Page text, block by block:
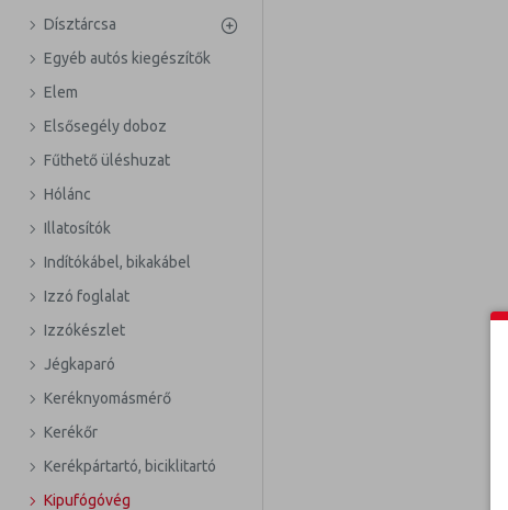
Dísztárcsa
Egyéb autós kiegészítők
Elem
Elsősegély doboz
Fűthető üléshuzat
Hólánc
Illatosítók
Indítókábel, bikakábel
Izzó foglalat
Izzókészlet
Jégkaparó
Keréknyomásmérő
Kerékőr
Kerékpártartó, biciklitartó
Kipufógóvég